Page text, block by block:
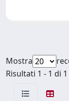
Mostra
Risultati 1 - 1 di